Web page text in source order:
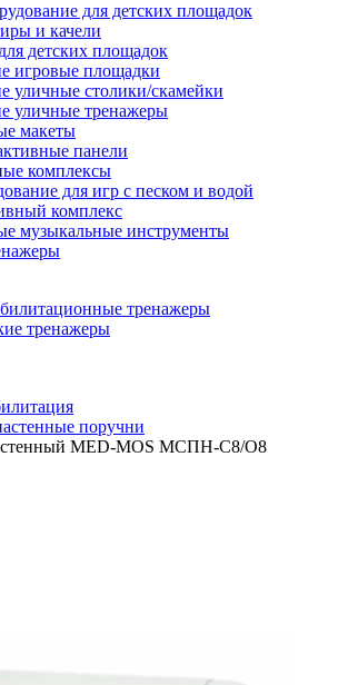
для детских площадок
и качели
детских площадок
игровые площадки
уличные столики/скамейки
уличные тренажеры
макеты
панели
комплексы
для игр с песком и водой
комплекс
музыкальные инструменты
тренажеры
тренажеры
поручни
MED-MOS МСПН-С8/О8